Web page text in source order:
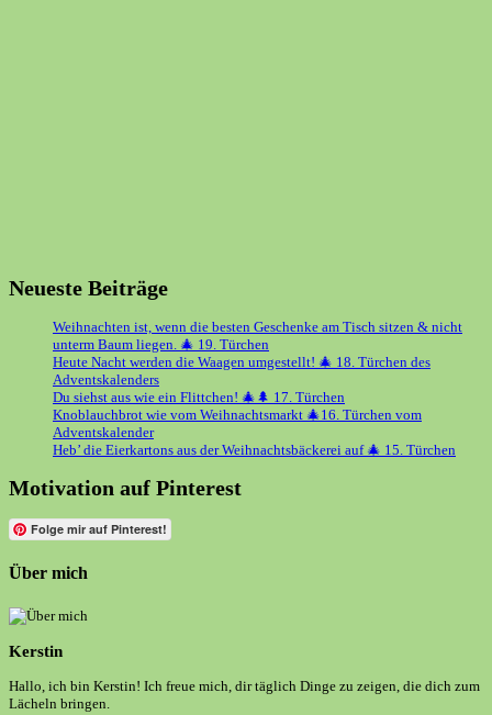
Neueste Beiträge
Weihnachten ist, wenn die besten Geschenke am Tisch sitzen & nicht
unterm Baum liegen. 🎄 19. Türchen
Heute Nacht werden die Waagen umgestellt! 🎄 18. Türchen des
Adventskalenders
Du siehst aus wie ein Flittchen! 🎄🌲 17. Türchen
Knoblauchbrot wie vom Weihnachtsmarkt 🎄16. Türchen vom
Adventskalender
Heb’ die Eierkartons aus der Weihnachtsbäckerei auf 🎄 15. Türchen
Motivation auf Pinterest
Folge mir auf Pinterest!
Über mich
Kerstin
Hallo, ich bin Kerstin! Ich freue mich, dir täglich Dinge zu zeigen, die dich zum
Lächeln bringen.